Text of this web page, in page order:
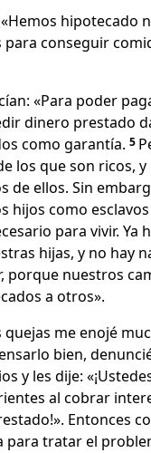
hipotecado
para conseguir
«Para poder
dinero prestado
como garantía. 5
los que son ricos,
de ellos. Sin
hijos como
para vivir. Ya
hijas, y no hay
porque nuestros
a otros».
quejas me enojé
bien,
y les dije:
al cobrar
Entonces
para tratar el